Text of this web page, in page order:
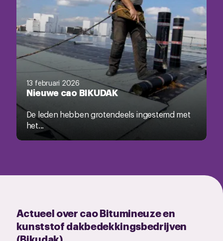
13 februari 2026
Nieuwe cao BIKUDAK
De leden hebben grotendeels ingestemd met
het...
Actueel over cao Bitumineuze en
kunststof dakbedekkingsbedrijven